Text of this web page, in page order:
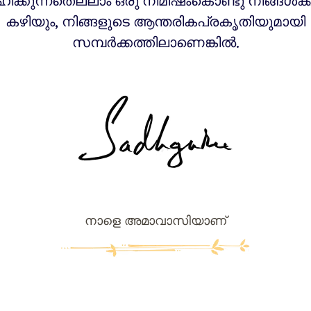
കഴിയും, നിങ്ങളുടെ ആന്തരികപ്രകൃതിയുമായി
സമ്പർക്കത്തിലാണെങ്കില്‍.
നാളെ അമാവാസിയാണ്